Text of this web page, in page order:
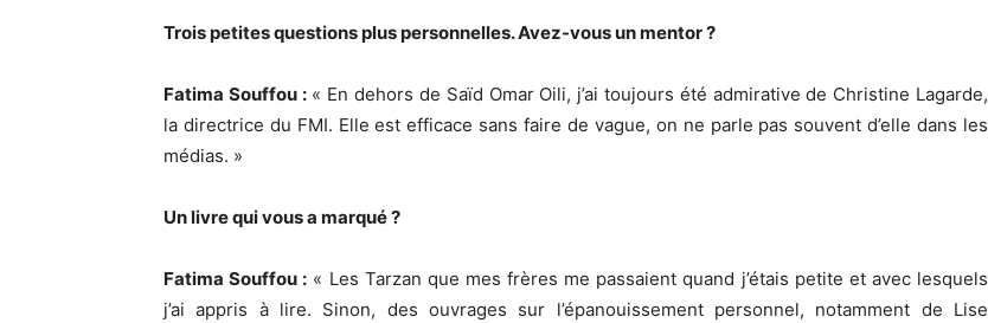
Trois petites questions plus personnelles. Avez-vous un mentor ?
Fatima Souffou :« En dehors de Saïd Omar Oili, j’ai toujours été admirative de Christine Lagarde,
la directrice du FMI. Elle est efficace sans faire de vague, on ne parle pas souvent d’elle dans les
médias. »
Un livre qui vous a marqué ?
Fatima Souffou : « Les Tarzan que mes frères me passaient quand j’étais petite et avec lesquels
j’ai appris à lire. Sinon, des ouvrages sur l’épanouissement personnel, notamment de Lise